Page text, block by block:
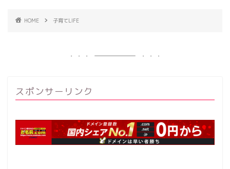
HOME 子育てLIFE
スポンサーリンク